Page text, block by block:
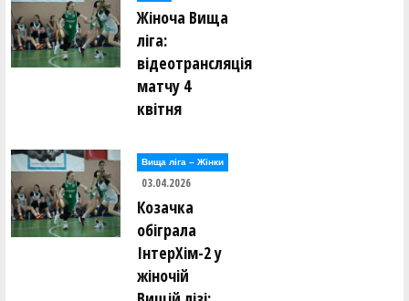
Жіноча Вища
ліга:
відеотрансляція
матчу 4
квітня
Вища лiга – Жiнки
03.04.2026
Козачка
обіграла
ІнтерХім-2 у
жіночій